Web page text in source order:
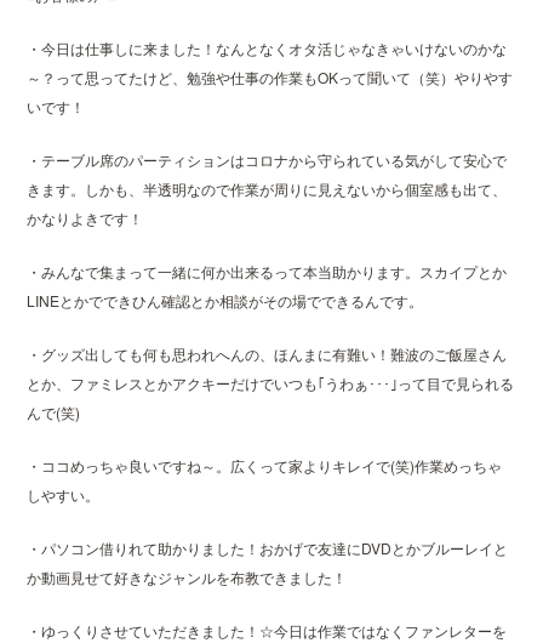
・今日は仕事しに来ました！なんとなくオタ活じゃなきゃいけないのかな
～？って思ってたけど、勉強や仕事の作業もOKって聞いて（笑）やりやす
いです！
・テーブル席のパーティションはコロナから守られている気がして安心で
きます。しかも、半透明なので作業が周りに見えないから個室感も出て、
かなりよきです！
・みんなで集まって一緒に何か出来るって本当助かります。スカイプとか
LINEとかでできひん確認とか相談がその場でできるんです。
・グッズ出しても何も思われへんの、ほんまに有難い！難波のご飯屋さん
とか、ファミレスとかアクキーだけでいつも｢うわぁ･･･｣って目で見られる
んで(笑)
・ココめっちゃ良いですね～。広くって家よりキレイで(笑)作業めっちゃ
しやすい。
・パソコン借りれて助かりました！おかげで友達にDVDとかブルーレイと
か動画見せて好きなジャンルを布教できました！
・ゆっくりさせていただきました！☆今日は作業ではなくファンレターを